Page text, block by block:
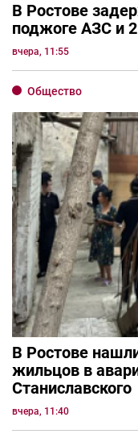
В Ростове
поджоге АЗС и
вчера, 11:55
Общество
В Ростове
жильцов в
Станиславского
вчера, 11:40